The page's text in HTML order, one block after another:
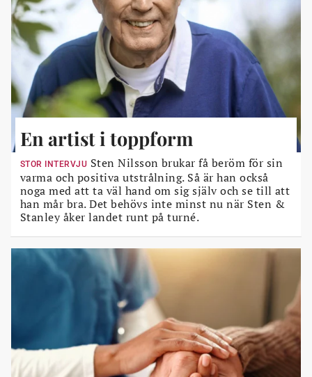
En artist i toppform
STOR INTERVJU Sten Nilsson brukar få beröm för sin
varma och positiva utstrålning. Så är han också
noga med att ta väl hand om sig själv och se till att
han mår bra. Det behövs inte minst nu när Sten &
Stanley åker landet runt på turné.